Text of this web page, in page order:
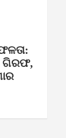
ଗିରଫ,